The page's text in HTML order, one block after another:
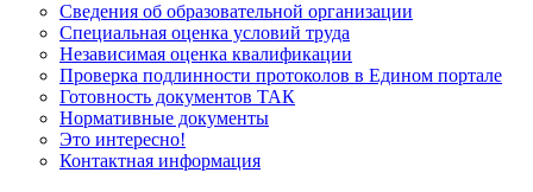
Сведения об образовательной организации
Cпециальная оценка условий труда
Независимая оценка квалификации
Проверка подлинности протоколов в Едином портале
Готовность документов ТАК
Нормативные документы
Это интересно!
Контактная информация